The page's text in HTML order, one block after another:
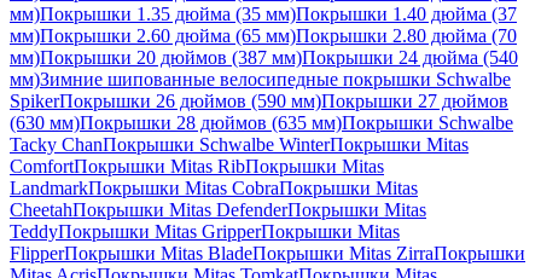
мм)Покрышки 1.35 дюйма (35 мм)Покрышки 1.40 дюйма (37
мм)Покрышки 2.60 дюйма (65 мм)Покрышки 2.80 дюйма (70
мм)Покрышки 20 дюймов (387 мм)Покрышки 24 дюйма (540
мм)Зимние шипованные велосипедные покрышки Schwalbe
SpikerПокрышки 26 дюймов (590 мм)Покрышки 27 дюймов
(630 мм)Покрышки 28 дюймов (635 мм)Покрышки Schwalbe
Tacky ChanПокрышки Schwalbe WinterПокрышки Mitas
ComfortПокрышки Mitas RibПокрышки Mitas
LandmarkПокрышки Mitas CobraПокрышки Mitas
CheetahПокрышки Mitas DefenderПокрышки Mitas
TeddyПокрышки Mitas GripperПокрышки Mitas
FlipperПокрышки Mitas BladeПокрышки Mitas ZirraПокрышки